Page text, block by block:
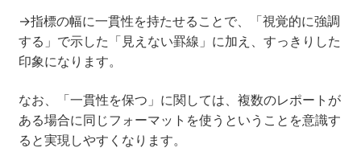
→指標の幅に一貫性を持たせることで、「視覚的に強調
する」で示した「見えない罫線」に加え、すっきりした
印象になります。
なお、「一貫性を保つ」に関しては、複数のレポートが
ある場合に同じフォーマットを使うということを意識す
ると実現しやすくなります。